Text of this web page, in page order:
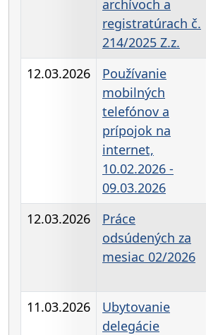
archívoch a
registratúrach č.
214/2025 Z.z.
12.03.2026
Používanie
mobilných
telefónov a
prípojok na
internet,
10.02.2026 -
09.03.2026
12.03.2026
Práce
odsúdených za
mesiac 02/2026
11.03.2026
Ubytovanie
delegácie